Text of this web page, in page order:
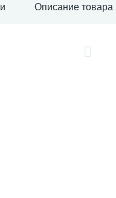
Описание товара